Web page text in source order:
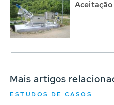
Mais artigos
ESTUDOS DE CASOS